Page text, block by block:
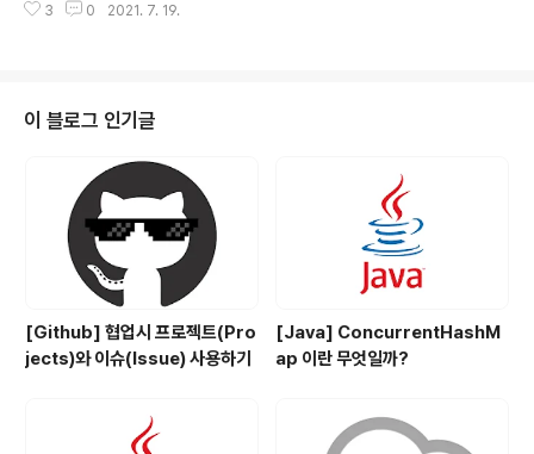
대로 꽤나 시간이 걸렸는데요. 결과는 아래와..
er 모델을 ResultMap을 사용해서 JOIN 해서 데이터를
ublic class User { private Long id; private String
nickname; private String gender; private int birt
h; private String socialType; private String signu
3 0 2021. 7. 19.
이 블로그 인기글
[Github] 협업시 프로젝트(Pro
jects)와 이슈(Issue) 사용하기
[Java] ConcurrentHashM
ap 이란 무엇일까?